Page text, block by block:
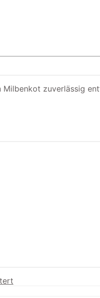
zuverlässig